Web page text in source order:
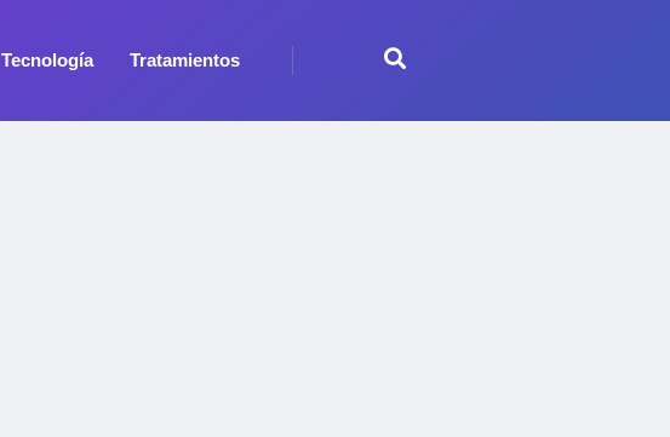
Tecnología Tratamientos